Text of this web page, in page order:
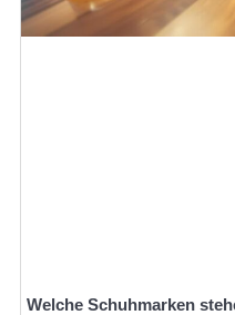
Welche Schuhmarken